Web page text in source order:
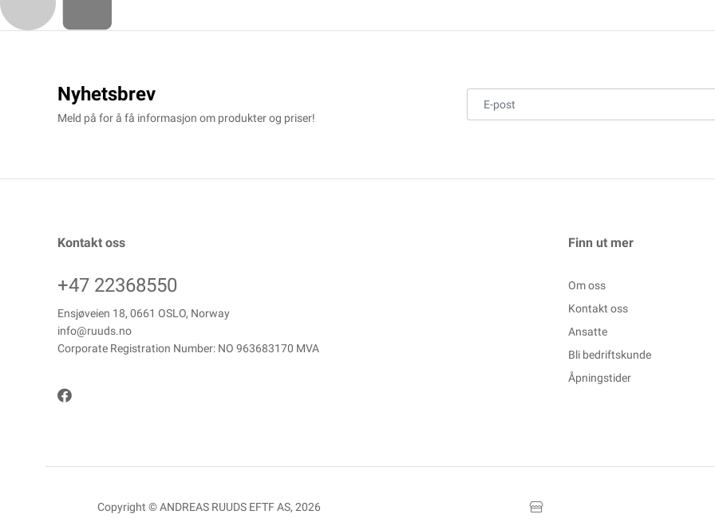
Nyhetsbrev
Meld på for å få informasjon om produkter og priser!
Kontakt oss
+47 22368550
Ensjøveien 18, 0661 OSLO, Norway
info@ruuds.no
Corporate Registration Number: NO 963683170 MVA
Finn ut mer
Om oss
Kontakt oss
Ansatte
Bli bedriftskunde
Åpningstider
Copyright © ANDREAS RUUDS EFTF AS, 2026